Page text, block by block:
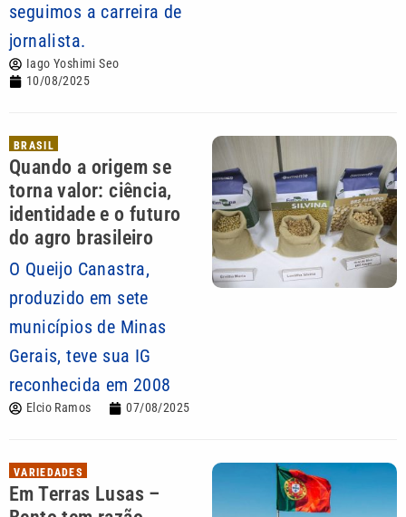
seguimos a carreira de
jornalista.
Iago Yoshimi Seo
10/08/2025
BRASIL
Quando a origem se
torna valor: ciência,
identidade e o futuro
do agro brasileiro
O Queijo Canastra,
produzido em sete
municípios de Minas
Gerais, teve sua IG
reconhecida em 2008
Elcio Ramos 07/08/2025
VARIEDADES
Em Terras Lusas –